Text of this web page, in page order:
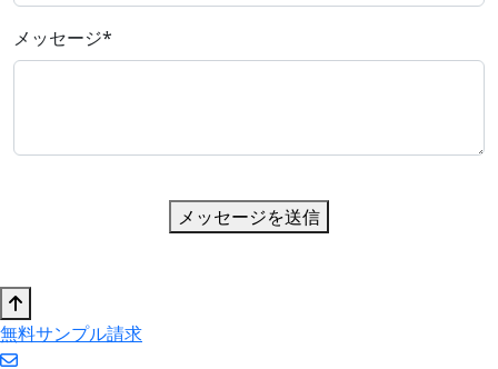
メッセージ*
メッセージを送信
無料サンプル請求